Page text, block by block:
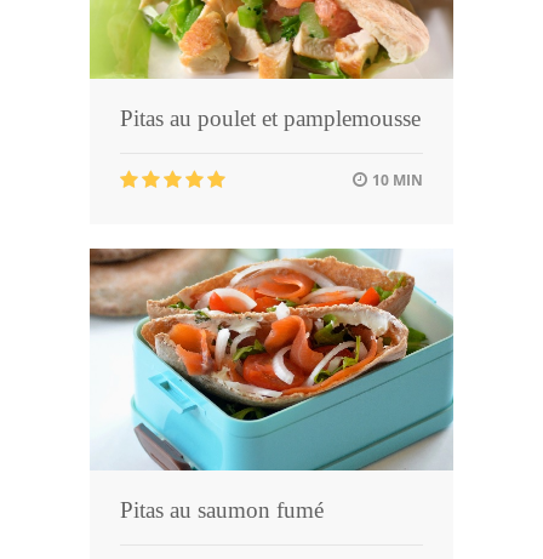
Pitas au poulet et pamplemousse
10 MIN
Pitas au saumon fumé